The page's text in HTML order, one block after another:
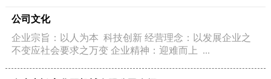
公司文化
企业宗旨：以人为本 科技创新 经营理念：以发展企业之
不变应社会要求之万变 企业精神：迎难而上 ...